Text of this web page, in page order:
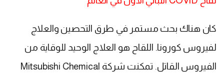
كان هناك بحث مستمر في طرق التحصين والعلاج
لفيروس كورونا. اللقاح هو العلاج الوحيد للوقاية من
الفيروس القاتل. تمكنت شركة Mitsubishi Chemical